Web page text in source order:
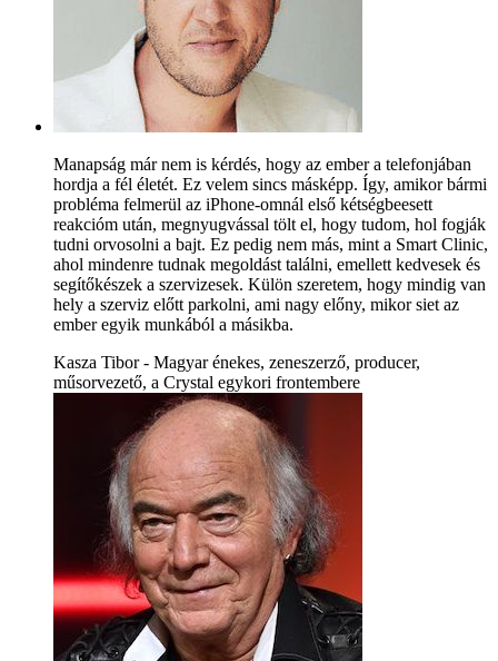
Manapság már nem is kérdés, hogy az ember a telefonjában
hordja a fél életét. Ez velem sincs másképp. Így, amikor bármi
probléma felmerül az iPhone-omnál első kétségbeesett
reakcióm után, megnyugvással tölt el, hogy tudom, hol fogják
tudni orvosolni a bajt. Ez pedig nem más, mint a Smart Clinic,
ahol mindenre tudnak megoldást találni, emellett kedvesek és
segítőkészek a szervizesek. Külön szeretem, hogy mindig van
hely a szerviz előtt parkolni, ami nagy előny, mikor siet az
ember egyik munkából a másikba.
Kasza Tibor - Magyar énekes, zeneszerző, producer,
műsorvezető, a Crystal egykori frontembere